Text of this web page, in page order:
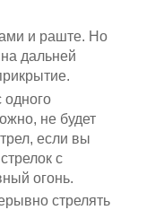
и раште. Но
дальней
одного
не будет
если вы
с
огонь.
стрелять